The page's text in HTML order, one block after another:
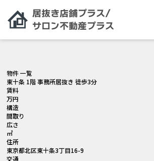
物件 一覧
東十条 1階 事務所居抜き 徒歩3分
賃料
万円
構造
間取り
広さ
㎡
住所
東京都北区東十条3丁目16-9
交通